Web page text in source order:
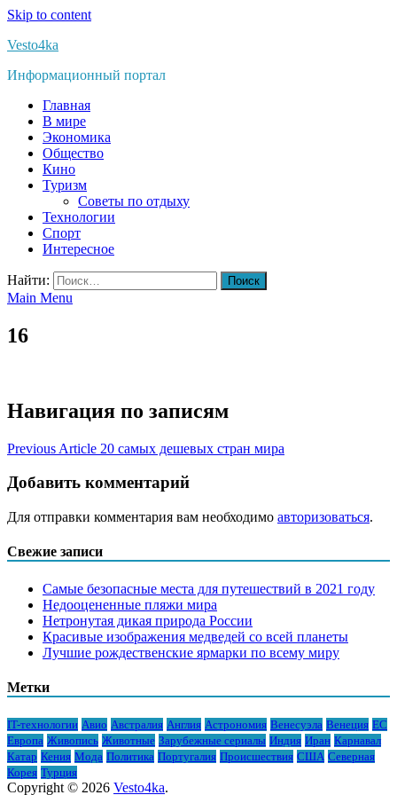
Skip to content
Vesto4ka
Информационный портал
Главная
В мире
Экономика
Общество
Кино
Туризм
Советы по отдыху
Технологии
Спорт
Интересное
Найти:
Main Menu
16
Навигация по записям
Previous Article 20 самых дешевых стран мира
Добавить комментарий
Для отправки комментария вам необходимо авторизоваться.
Свежие записи
Самые безопасные места для путешествий в 2021 году
Недооцененные пляжи мира
Нетронутая дикая природа России
Красивые изображения медведей со всей планеты
Лучшие рождественские ярмарки по всему миру
Метки
IT-технологии Авио Австралия Англия Астрономия Венесуэла Венеция ЕС
Европа Живопись Животные Зарубежные сериалы Индия Иран Карнавал
Катар Кения Мода Политика Португалия Происшествия США Северная
Корея Турция
Copyright © 2026 Vesto4ka.